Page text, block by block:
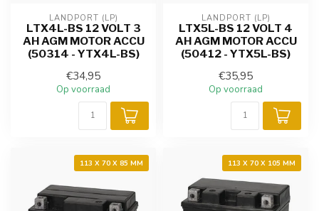
LANDPORT (LP)
LTX4L-BS 12 VOLT 3
AH AGM MOTOR ACCU
(50314 - YTX4L-BS)
€34,95
Op voorraad
LANDPORT (LP)
LTX5L-BS 12 VOLT 4
AH AGM MOTOR ACCU
(50412 - YTX5L-BS)
€35,95
Op voorraad
113 X 70 X 85 MM 113 X 70 X 105 MM